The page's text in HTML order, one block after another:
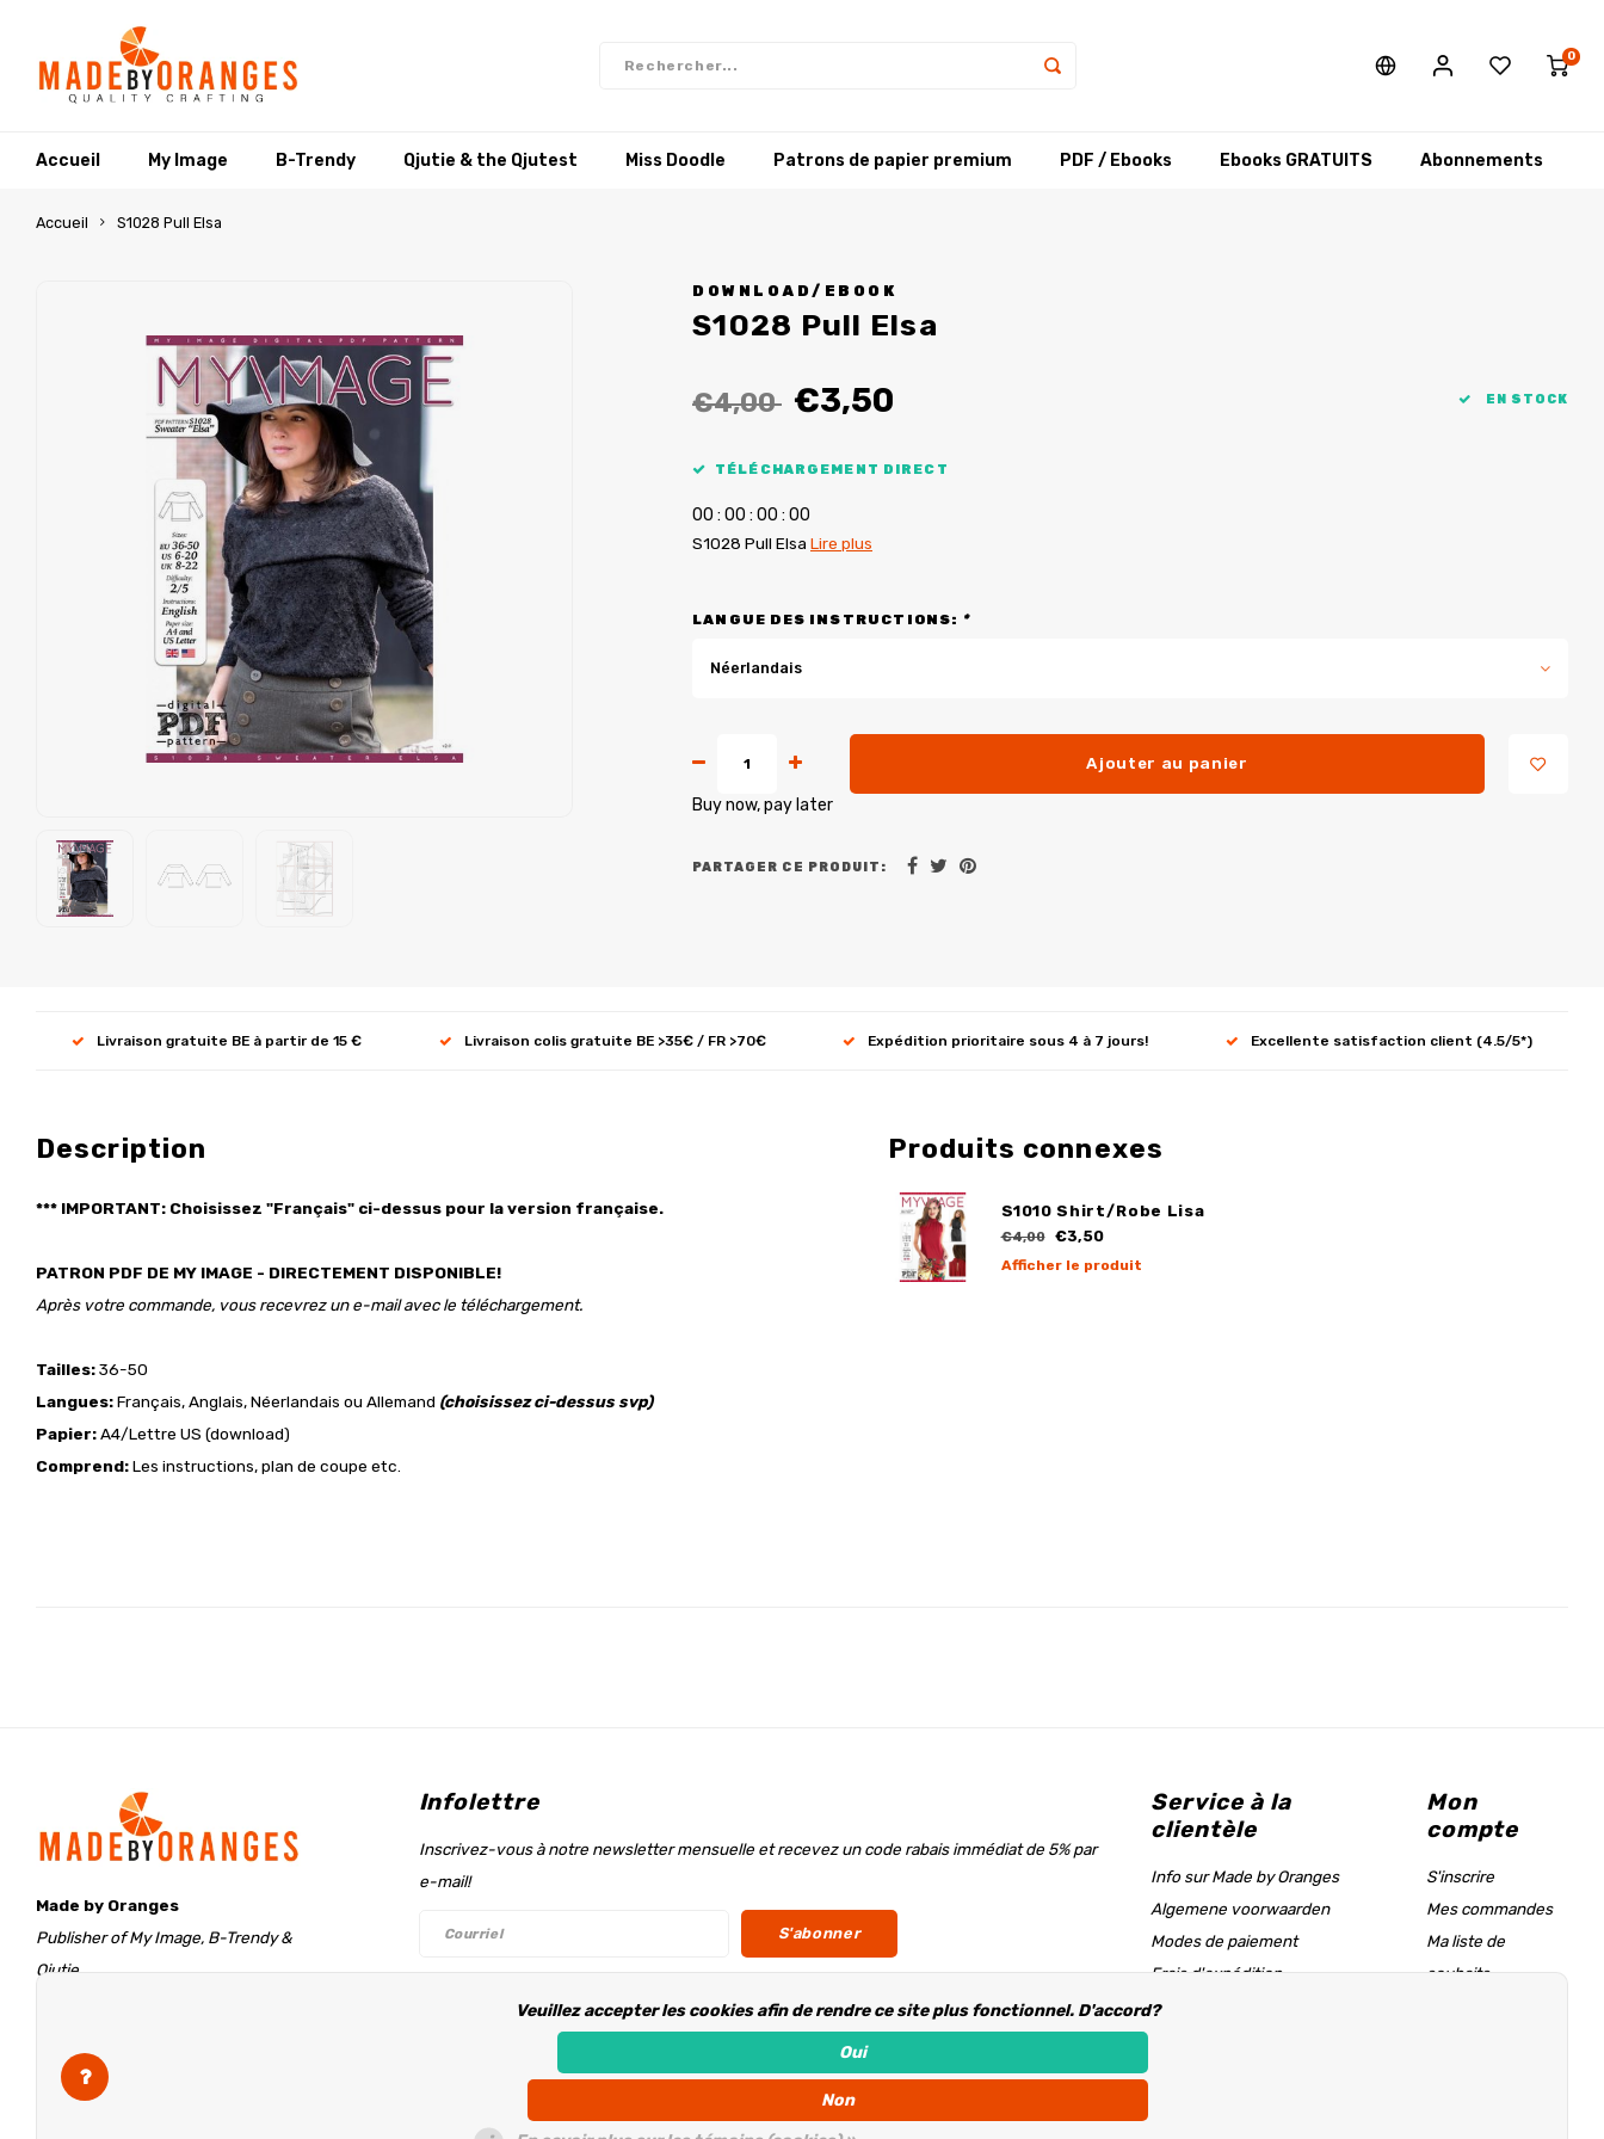
0
Accueil My Image B-Trendy Qjutie & the Qjutest Miss Doodle Patrons de papier premium PDF / Ebooks Ebooks GRATUITS Abonnements
Accueil S1028 Pull Elsa
DOWNLOAD/EBOOK
S1028 Pull Elsa
€4,00 €3,50 EN STOCK
TÉLÉCHARGEMENT DIRECT
00 : 00 : 00 : 00
S1028 Pull Elsa Lire plus
LANGUE DES INSTRUCTIONS: *
Néerlandais
Ajouter au panier
Buy now, pay later
PARTAGER CE PRODUIT:
Livraison gratuite BE à partir de 15 € Livraison colis gratuite BE >35€ / FR >70€ Expédition prioritaire sous 4 à 7 jours! Excellente satisfaction client (4.5/5*)
Description
*** IMPORTANT: Choisissez "Français" ci-dessus pour la version française.
PATRON PDF DE MY IMAGE - DIRECTEMENT DISPONIBLE!
Après votre commande, vous recevrez un e-mail avec le téléchargement.
Tailles:36-50
Langues:Français, Anglais, Néerlandais ou Allemand (choisissez ci-dessus svp)
Papier:A4/Lettre US (download)
Comprend:Les instructions, plan de coupe etc.
Produits connexes
S1010 Shirt/Robe Lisa
€4,00 €3,50
Afficher le produit
Made by Oranges
Publisher of My Image, B-Trendy &
Qjutie
The Netherlands
info@madebyoranges.com
Infolettre
Inscrivez-vous à notre newsletter mensuelle et recevez un code rabais immédiat de 5% par
e-mail!
S'abonner
Suivez-nous
Service à la
clientèle
Info sur Made by Oranges
Algemene voorwaarden
Modes de paiement
Frais d'expédition
Tableau des tailles & page d'aide
Mon
compte
S'inscrire
Mes commandes
Ma liste de
souhaits
Veuillez accepter les cookies afin de rendre ce site plus fonctionnel. D'accord?
Oui
Non